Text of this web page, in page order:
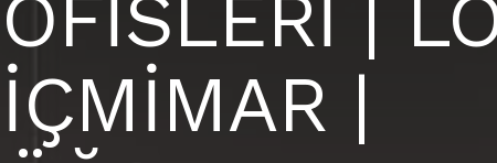
OFİSLERİ |
İÇMİMAR |